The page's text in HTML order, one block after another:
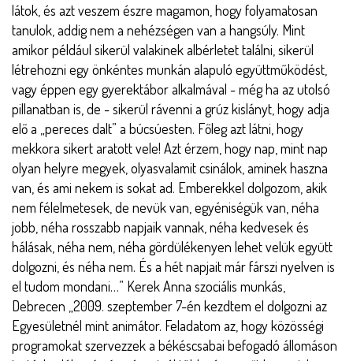
látok, és azt veszem észre magamon, hogy folyamatosan
tanulok, addig nem a nehézségen van a hangsúly. Mint
amikor például sikerül valakinek albérletet találni, sikerül
létrehozni egy önkéntes munkán alapuló együttműködést,
vagy éppen egy gyerektábor alkalmával - még ha az utolsó
pillanatban is, de - sikerül rávenni a grúz kislányt, hogy adja
elő a „pereces dalt” a búcsúesten. Főleg azt látni, hogy
mekkora sikert aratott vele! Azt érzem, hogy nap, mint nap
olyan helyre megyek, olyasvalamit csinálok, aminek haszna
van, és ami nekem is sokat ad. Emberekkel dolgozom, akik
nem félelmetesek, de nevük van, egyéniségük van, néha
jobb, néha rosszabb napjaik vannak, néha kedvesek és
hálásak, néha nem, néha gördülékenyen lehet velük együtt
dolgozni, és néha nem. És a hét napjait már fárszi nyelven is
el tudom mondani…” Kerek Anna szociális munkás,
Debrecen „2009. szeptember 7-én kezdtem el dolgozni az
Egyesületnél mint animátor. Feladatom az, hogy közösségi
programokat szervezzek a békéscsabai befogadó állomáson